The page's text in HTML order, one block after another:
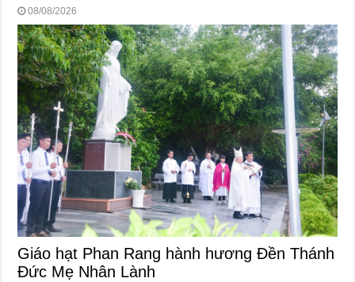
08/08/2026
Giáo hạt Phan Rang hành hương Đền Thánh
Đức Mẹ Nhân Lành